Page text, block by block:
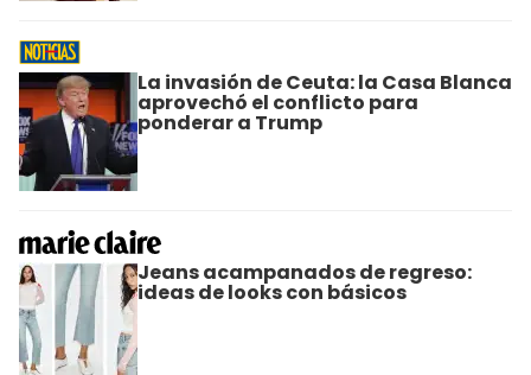
La invasión de Ceuta: la Casa Blanca
aprovechó el conflicto para
ponderar a Trump
Jeans acampanados de regreso:
ideas de looks con básicos